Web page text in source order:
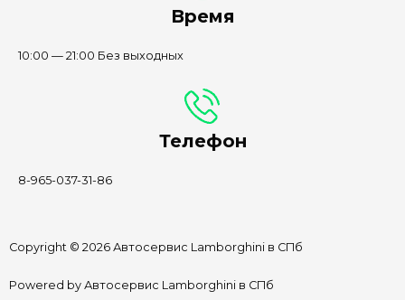
Время
10:00 — 21:00 Без выходных
Телефон
8-965-037-31-86
Copyright © 2026 Автосервис Lamborghini в СПб
Powered by Автосервис Lamborghini в СПб